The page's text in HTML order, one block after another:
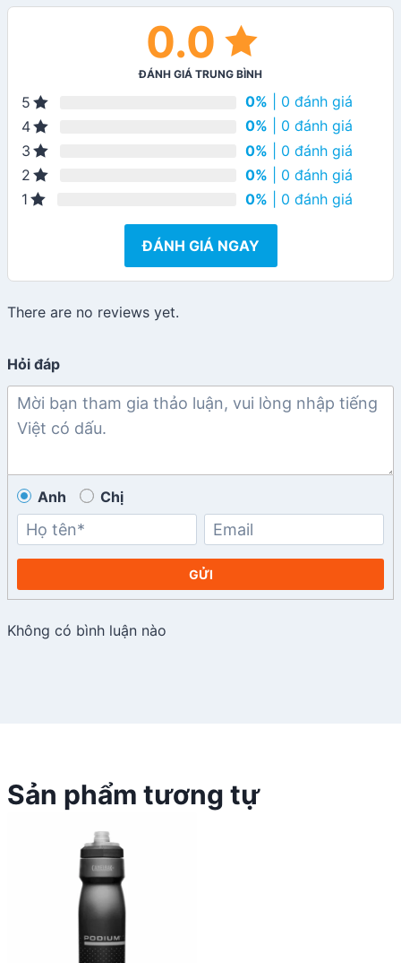
0.0
ĐÁNH GIÁ TRUNG BÌNH
5 0% | 0 đánh giá
4
0% | 0 đánh giá
3
0% | 0 đánh giá
2
0% | 0 đánh giá
1
0% | 0 đánh giá
ĐÁNH GIÁ NGAY
There are no reviews yet.
Hỏi đáp
Anh Chị
GỬI
Không có bình luận nào
Sản phẩm tương tự